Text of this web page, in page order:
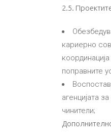
2.5.
кариерно
поправните
агенцијата
чинители;